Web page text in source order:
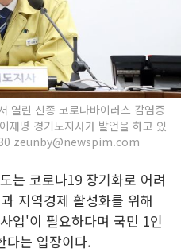
열린 신종 코로나바이러스 감염증
재명 경기도지사가 발언을 하고 있
zeunby@newspim.com
는 코로나19 장기화로 어려
지역경제 활성화를 위해
업'이 필요하다며 국민 1인
다는 입장이다.